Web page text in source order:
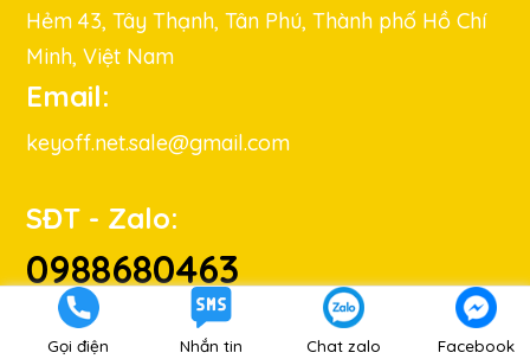
Hẻm 43, Tây Thạnh, Tân Phú, Thành phố Hồ Chí
Minh, Việt Nam
Email:
keyoff.net.sale@gmail.com
SĐT - Zalo:
0988680463
Gọi điện Nhắn tin Chat zalo Facebook